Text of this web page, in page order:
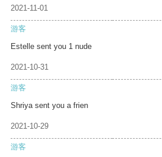
2021-11-01
游客
Estelle sent you 1 nude
2021-10-31
游客
Shriya sent you a frien
2021-10-29
游客